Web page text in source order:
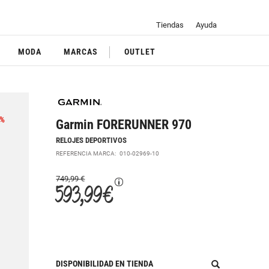
Tiendas Ayuda
MODA MARCAS OUTLET
Garmin FORERUNNER 970
RELOJES DEPORTIVOS
REFERENCIA MARCA:010-02969-10
749,99 €
593,99 €
DISPONIBILIDAD EN TIENDA
%